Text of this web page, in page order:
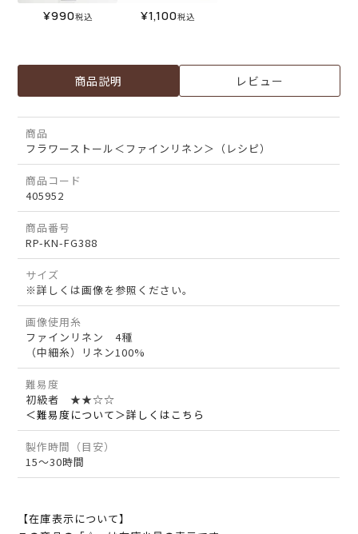
¥990税込 ¥1,100税込
商品説明 レビュー
商品
フラワーストール＜ファインリネン＞（レシピ）
商品コード
405952
商品番号
RP-KN-FG388
サイズ
※詳しくは画像を参照ください。
画像使用糸
ファインリネン 4種
（中細糸）リネン100%
難易度
初級者 ★★☆☆
＜難易度について＞詳しくはこちら
製作時間（目安）
15～30時間
【在庫表示について】